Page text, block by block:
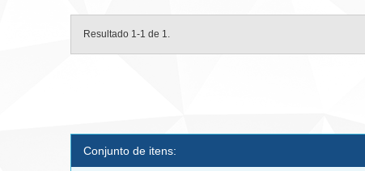
Resultado 1-1 de 1.
Conjunto de itens: